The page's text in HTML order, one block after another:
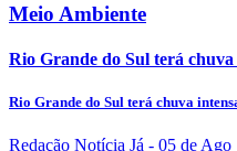
Meio Ambiente
Rio Grande do Sul terá chuva
Rio Grande do Sul terá chuva
Redação Notícia Já - 05 de Ago